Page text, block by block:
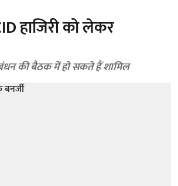
हाजिरी को लेकर
की बैठक में हो सकते हैं शामिल